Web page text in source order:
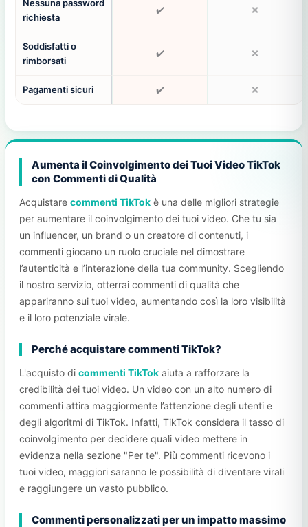
Nessuna password
richiesta
✔️ ❌
Soddisfatti o
rimborsati
✔️ ❌
Pagamenti sicuri ✔️ ❌
Aumenta il Coinvolgimento dei Tuoi Video TikTok
con Commenti di Qualità
Acquistare commenti TikTok è una delle migliori strategie
per aumentare il coinvolgimento dei tuoi video. Che tu sia
un influencer, un brand o un creatore di contenuti, i
commenti giocano un ruolo cruciale nel dimostrare
l’autenticità e l’interazione della tua community. Scegliendo
il nostro servizio, otterrai commenti di qualità che
appariranno sui tuoi video, aumentando così la loro visibilità
e il loro potenziale virale.
Perché acquistare commenti TikTok?
L'acquisto di commenti TikTok aiuta a rafforzare la
credibilità dei tuoi video. Un video con un alto numero di
commenti attira maggiormente l’attenzione degli utenti e
degli algoritmi di TikTok. Infatti, TikTok considera il tasso di
coinvolgimento per decidere quali video mettere in
evidenza nella sezione "Per te". Più commenti ricevono i
tuoi video, maggiori saranno le possibilità di diventare virali
e raggiungere un vasto pubblico.
Commenti personalizzati per un impatto massimo